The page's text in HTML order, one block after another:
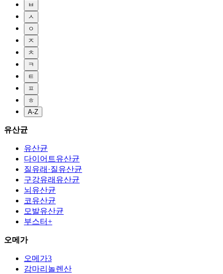
ㅂ
ㅅ
ㅇ
ㅈ
ㅊ
ㅋ
ㅌ
ㅍ
ㅎ
A-Z
유산균
유산균
다이어트유산균
질유래·질유산균
구강유래유산균
뇌유산균
코유산균
모발유산균
부스터+
오메가
오메가3
감마리놀렌산